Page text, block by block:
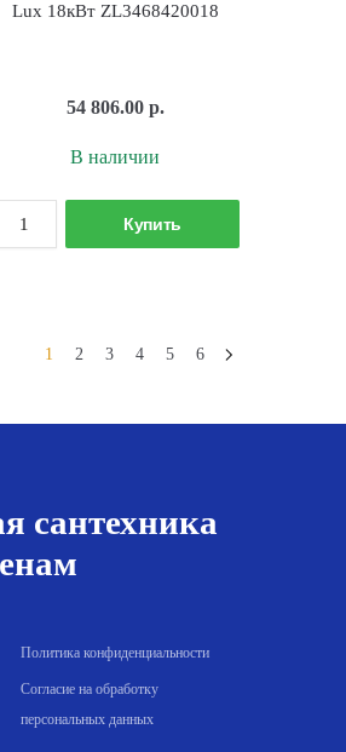
Lux 18кВт ZL3468420018
54 806.00 р.
В наличии
Количество
товара
Lux
ZL3468420018
Купить
1 2 3 4 5 6
сантехника
Политика конфиденциальности
Согласие на обработку
персональных данных